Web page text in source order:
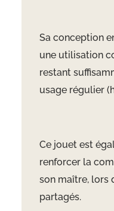
Sa conception
une utilisation
restant
usage régulier
Ce jouet est
renforcer la
son maître, lors
partagés.